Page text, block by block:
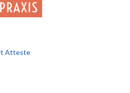
Atteste